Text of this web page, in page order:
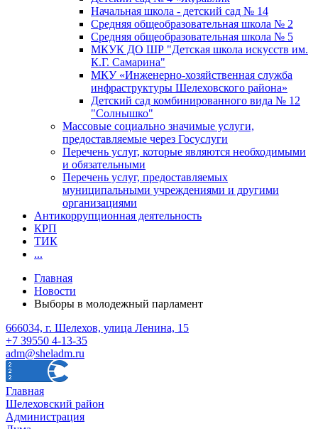
Начальная школа - детский сад № 14
Средняя общеобразовательная школа № 2
Средняя общеобразовательная школа № 5
МКУК ДО ШР "Детская школа искусств им.
К.Г. Самарина"
МКУ «Инженерно-хозяйственная служба
инфраструктуры Шелеховского района»
Детский сад комбинированного вида № 12
"Солнышко"
Массовые социально значимые услуги,
предоставляемые через Госуслуги
Перечень услуг, которые являются необходимыми
и обязательными
Перечень услуг, предоставляемых
муниципальными учреждениями и другими
организациями
Антикоррупционная деятельность
КРП
ТИК
...
Главная
Новости
Выборы в молодежный парламент
666034, г. Шелехов, улица Ленина, 15
+7 39550 4-13-35
adm@sheladm.ru
Главная
Шелеховский район
Администрация